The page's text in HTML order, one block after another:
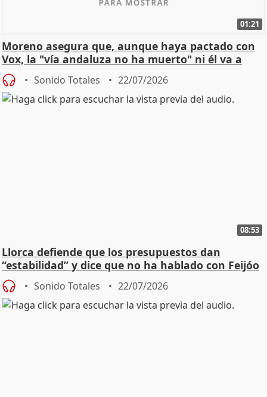
01:21
Moreno asegura que, aunque haya pactado con
Vox, la "vía andaluza no ha muerto" ni él va a
"cambiar"
Sonido Totales 22/07/2026
08:53
Llorca defiende que los presupuestos dan
“estabilidad” y dice que no ha hablado con Feijóo
Sonido Totales 22/07/2026